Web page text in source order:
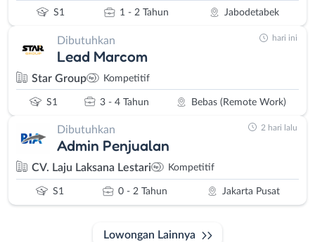
S1 1 - 2 Tahun Jabodetabek
Dibutuhkan
Lead Marcom
Star Group Kompetitif
S1 3 - 4 Tahun Bebas (Remote Work)
hari ini
Dibutuhkan
Admin Penjualan
CV. Laju Laksana Lestari Kompetitif
S1 0 - 2 Tahun Jakarta Pusat
2 hari lalu
Lowongan Lainnya